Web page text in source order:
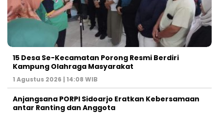
15 Desa Se-Kecamatan Porong Resmi Berdiri
Kampung Olahraga Masyarakat
1 Agustus 2026 | 14:08 WIB
Anjangsana PORPI Sidoarjo Eratkan Kebersamaan
antar Ranting dan Anggota